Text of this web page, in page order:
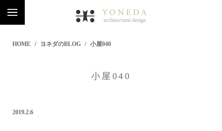
HOME ヨネダのBLOG 小屋040
小屋040
2019.2.6